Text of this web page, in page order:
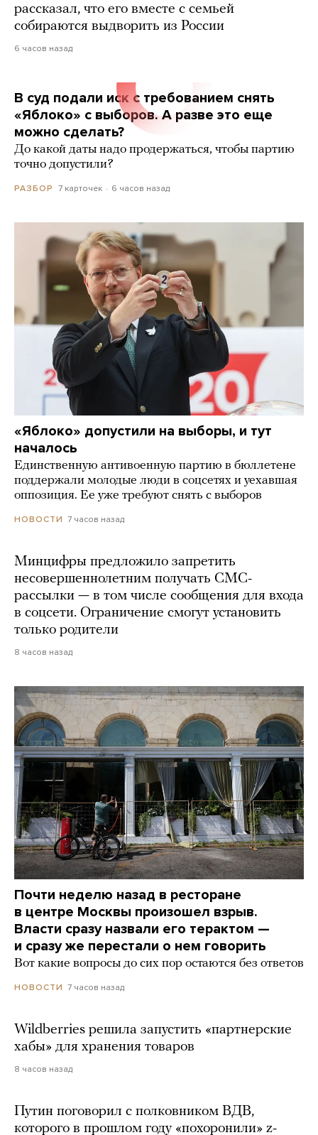
рассказал, что его вместе с семьей
собираются выдворить из России
6 часов назад
В суд подали иск с требованием снять
«Яблоко» с выборов. А разве это еще
можно сделать?
До какой даты надо продержаться, чтобы партию
точно допустили?
РАЗБОР 7 карточек 6 часов назад
«Яблоко» допустили на выборы, и тут
началось
Единственную антивоенную партию в бюллетене
поддержали молодые люди в соцсетях и уехавшая
оппозиция. Ее уже требуют снять с выборов
НОВОСТИ 7 часов назад
Минцифры предложило запретить
несовершеннолетним получать СМС-
рассылки — в том числе сообщения для входа
в соцсети. Ограничение смогут установить
только родители
8 часов назад
Почти неделю назад в ресторане
в центре Москвы произошел взрыв.
Власти сразу назвали его терактом —
и сразу же перестали о нем говорить
Вот какие вопросы до сих пор остаются без ответов
НОВОСТИ 7 часов назад
Wildberries решила запустить «партнерские
хабы» для хранения товаров
8 часов назад
Путин поговорил с полковником ВДВ,
которого в прошлом году «похоронили» z-